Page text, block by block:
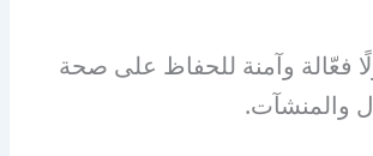
فعّالة وآمنة للحفاظ على صحة
والمنشآت.